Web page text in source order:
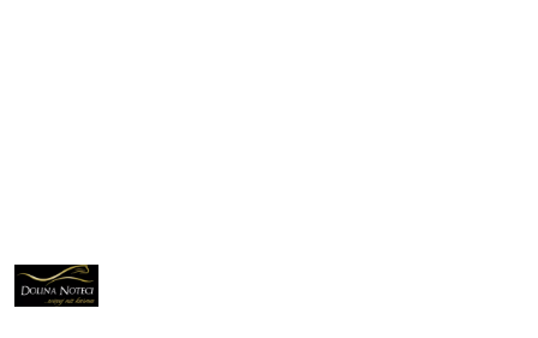
NAZWA
PRODUCENTA:
DOLINA